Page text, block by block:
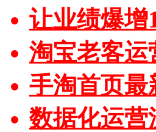
让业绩爆增
淘宝老客运
手淘首页最
数据化运营